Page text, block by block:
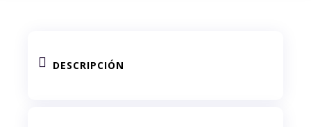
 DESCRIPCIÓN